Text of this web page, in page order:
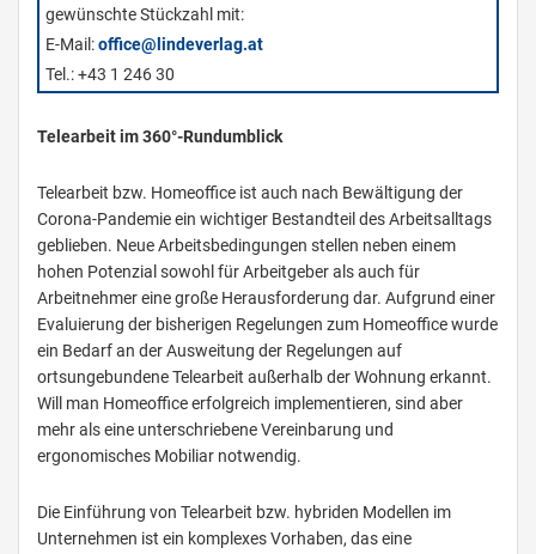
gewünschte Stückzahl mit:
E-Mail:office@lindeverlag.at
Tel.: +43 1 246 30
Telearbeit im 360°-Rundumblick
Telearbeit bzw. Homeoffice ist auch nach Bewältigung der
Corona-Pandemie ein wichtiger Bestandteil des Arbeitsalltags
geblieben. Neue Arbeitsbedingungen stellen neben einem
hohen Potenzial sowohl für Arbeitgeber als auch für
Arbeitnehmer eine große Herausforderung dar. Aufgrund einer
Evaluierung der bisherigen Regelungen zum Homeoffice wurde
ein Bedarf an der Ausweitung der Regelungen auf
ortsungebundene Telearbeit außerhalb der Wohnung erkannt.
Will man Homeoffice erfolgreich implementieren, sind aber
mehr als eine unterschriebene Vereinbarung und
ergonomisches Mobiliar notwendig.
Die Einführung von Telearbeit bzw. hybriden Modellen im
Unternehmen ist ein komplexes Vorhaben, das eine